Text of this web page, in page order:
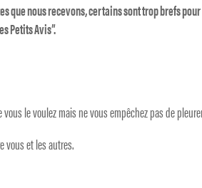
que nous recevons, certains sont trop brefs pour
Petits Avis”.
le voulez mais ne vous empêchez pas de
vous et les autres.